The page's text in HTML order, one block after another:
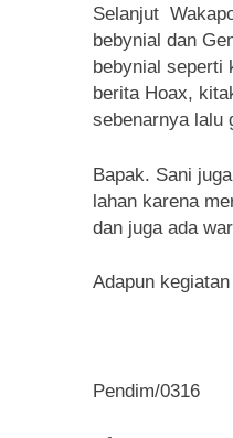
Selanjut
bebynial dan
bebynial seperti
berita Hoax,
sebenarnya lalu
Bapak. Sani
lahan karena
dan juga ada
Adapun
Pendim/0316